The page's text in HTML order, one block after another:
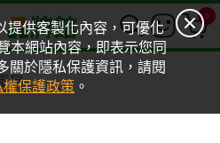
供客製化內容，可優化
本網站內容，即表示您同
關於隱私保護資訊，請閱
保護政策 。
0
扇